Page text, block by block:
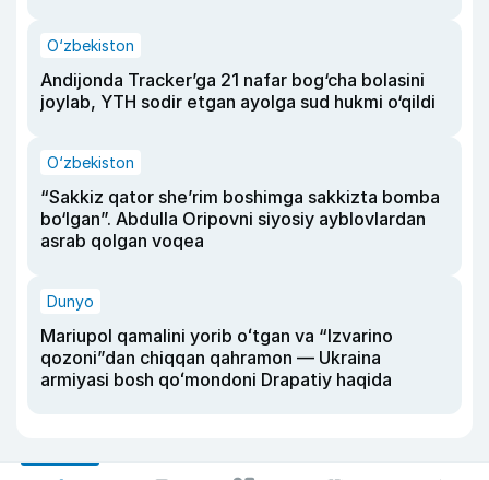
O‘zbekiston
Andijonda Tracker’ga 21 nafar bog‘cha bolasini
joylab, YTH sodir etgan ayolga sud hukmi o‘qildi
O‘zbekiston
“Sakkiz qator she’rim boshimga sakkizta bomba
bo‘lgan”. Abdulla Oripovni siyosiy ayblovlardan
asrab qolgan voqea
Dunyo
Mariupol qamalini yorib oʻtgan va “Izvarino
qozoni”dan chiqqan qahramon — Ukraina
armiyasi bosh qoʻmondoni Drapatiy haqida